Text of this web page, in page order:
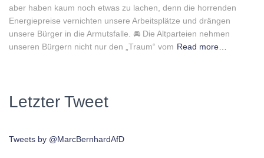
aber haben kaum noch etwas zu lachen, denn die horrenden
Energiepreise vernichten unsere Arbeitsplätze und drängen
unsere Bürger in die Armutsfalle. 🚘 Die Altparteien nehmen
unseren Bürgern nicht nur den „Traum“ vom Read more…
Letzter Tweet
Tweets by @MarcBernhardAfD